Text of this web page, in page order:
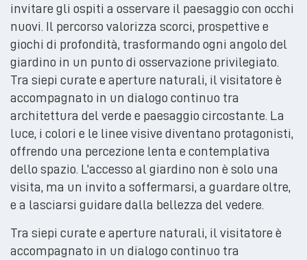
invitare gli ospiti a osservare il paesaggio con occhi
nuovi. Il percorso valorizza scorci, prospettive e
giochi di profondità, trasformando ogni angolo del
giardino in un punto di osservazione privilegiato.
Tra siepi curate e aperture naturali, il visitatore è
accompagnato in un dialogo continuo tra
architettura del verde e paesaggio circostante. La
luce, i colori e le linee visive diventano protagonisti,
offrendo una percezione lenta e contemplativa
dello spazio. L’accesso al giardino non è solo una
visita, ma un invito a soffermarsi, a guardare oltre,
e a lasciarsi guidare dalla bellezza del vedere.
Tra siepi curate e aperture naturali, il visitatore è
accompagnato in un dialogo continuo tra